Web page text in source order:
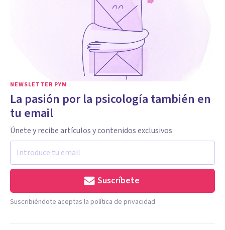
NEWSLETTER PYM
La pasión por la psicología también en
tu email
Únete y recibe artículos y contenidos exclusivos
Suscríbete
Suscribiéndote aceptas la política de privacidad